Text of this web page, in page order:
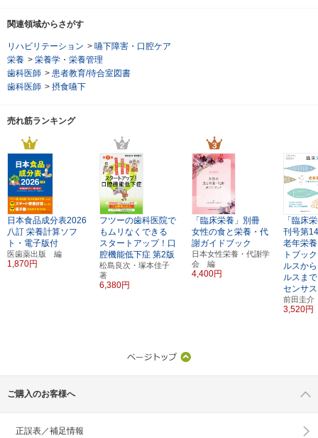
関連領域からさがす
リハビリテーション > 嚥下障害・口腔ケア
栄養 > 栄養学・栄養管理
歯科医師 > 患者教育/待合室図書
歯科医師 > 摂食嚥下
売れ筋ランキング
日本食品成分表2026
八訂 栄養計算ソフ
ト・電子版付
医歯薬出版 編
1,870円
フツーの歯科医院で
もムリなくできる
スタートアップ！口
腔機能低下症 第2版
松島良次・塚本佳子
著
6,380円
「臨床栄養」別冊
女性の食と栄養・代
謝ガイドブック
日本女性栄養・代謝学
会 編
4,400円
「臨床
刊号第
老年栄
トブック
ルスか
ルスま
センサ
前田圭
3,520円
ご購入のお客様へ
正誤表／補足情報